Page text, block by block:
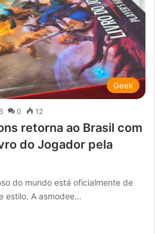
Geek
0 12
retorna ao Brasil com
do Jogador pela
do mundo está oficialmente de
estilo. A asmodee…